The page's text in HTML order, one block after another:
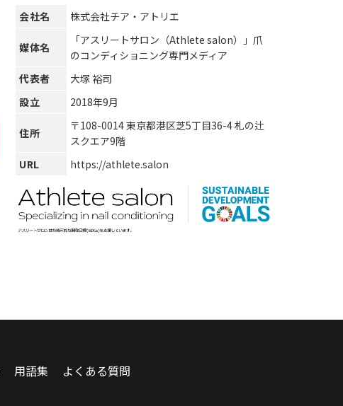
会社名 株式会社チア・アトリエ
媒体名
「アスリートサロン（Athlete salon）」爪
のコンディショニング専門メディア
代表者
大塚 裕司
設立
2018年9月
住所
〒108-0014 東京都港区芝5丁目36-4 札の辻
スクエア9階
URL
https://athlete.salon
用語集 よくある質問